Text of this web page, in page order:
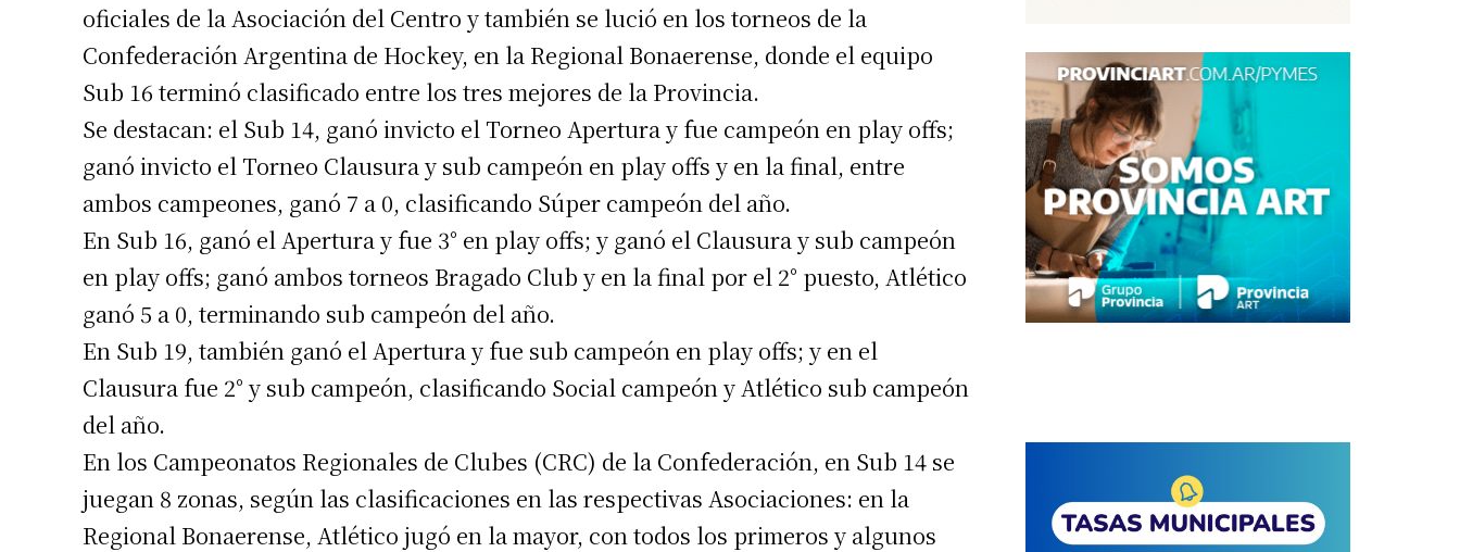
Suscribirme gratis
Dirección de correo electrónico*
Nombre
oficiales de la Asociación del Centro y también se lució en los torneos de la
Confederación Argentina de Hockey, en la Regional Bonaerense, donde el equipo
Sub 16 terminó clasificado entre los tres mejores de la Provincia.
Se destacan: el Sub 14, ganó invicto el Torneo Apertura y fue campeón en play offs;
ganó invicto el Torneo Clausura y sub campeón en play offs y en la final, entre
ambos campeones, ganó 7 a 0, clasificando Súper campeón del año.
En Sub 16, ganó el Apertura y fue 3° en play offs; y ganó el Clausura y sub campeón
en play offs; ganó ambos torneos Bragado Club y en la final por el 2° puesto, Atlético
ganó 5 a 0, terminando sub campeón del año.
En Sub 19, también ganó el Apertura y fue sub campeón en play offs; y en el
Clausura fue 2° y sub campeón, clasificando Social campeón y Atlético sub campeón
del año.
En los Campeonatos Regionales de Clubes (CRC) de la Confederación, en Sub 14 se
juegan 8 zonas, según las clasificaciones en las respectivas Asociaciones: en la
Regional Bonaerense, Atlético jugó en la mayor, con todos los primeros y algunos